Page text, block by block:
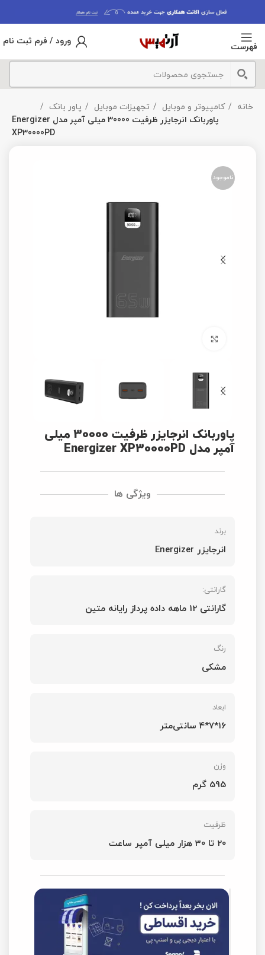
فهرست
ورود / فرم ثبت نام
خانه کامپیوتر و موبایل تجهیزات موبایل
پاور بانک
پاوربانک انرجایزر ظرفیت 30000 میلی‌ آمپر مدل Energizer
XP30000PD
ناموجود
پاوربانک انرجایزر ظرفیت 30000 میلی‌
آمپر مدل Energizer XP30000PD
ویژگی ها
برند
انرجایزر Energizer
گارانتی:
گارانتی 12 ماهه داده پرداز رایانه متین
رنگ
مشکی
ابعاد
۱6*۷*۴ سانتی‌متر
وزن
595 گرم
ظرفیت
20 تا 30 هزار میلی‌ آمپر ساعت